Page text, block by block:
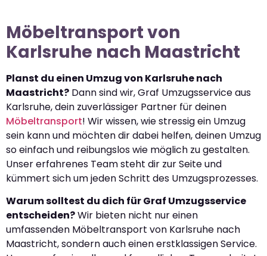
Möbeltransport von
Karlsruhe nach Maastricht
Planst du einen Umzug von Karlsruhe nach
Maastricht? Dann sind wir, Graf Umzugsservice aus
Karlsruhe, dein zuverlässiger Partner für deinen
Möbeltransport! Wir wissen, wie stressig ein Umzug
sein kann und möchten dir dabei helfen, deinen Umzug
so einfach und reibungslos wie möglich zu gestalten.
Unser erfahrenes Team steht dir zur Seite und
kümmert sich um jeden Schritt des Umzugsprozesses.
Warum solltest du dich für Graf Umzugsservice
entscheiden?Wir bieten nicht nur einen
umfassenden Möbeltransport von Karlsruhe nach
Maastricht, sondern auch einen erstklassigen Service.